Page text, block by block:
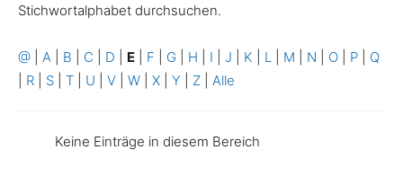
Stichwortalphabet durchsuchen.
@ A B C D E F G H I J K L M N O P
Q
R S T U V W X Y Z Alle
Keine Einträge in diesem Bereich